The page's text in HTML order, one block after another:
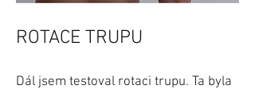
ROTACE TRUPU
Dál jsem testoval rotaci trupu. Ta byla